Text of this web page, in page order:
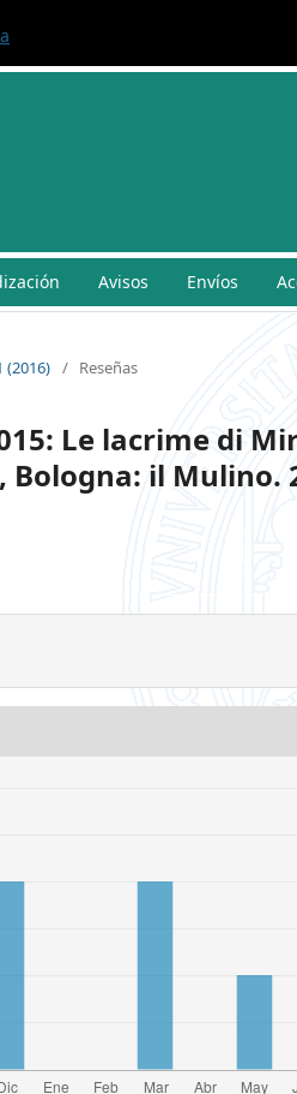
Avisos Envíos
(2016) / Reseñas
Le lacrime di
il Mulino.